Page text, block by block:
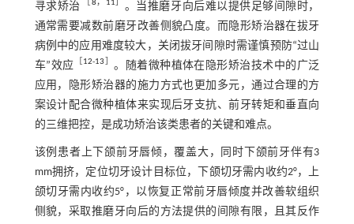
寻求矫治
［8， 11］ 。当推磨牙向后难以提供足够间隙时，
通常需要减数前磨牙改善侧貌凸度。而隐形矫治器在拔牙
病例中的应用难度较大，关闭拔牙间隙时需谨慎预防“过山
车”效应 ［12-13］ 。随着微种植体在隐形矫治技术中的广泛
应用，隐形矫治器的施力方式也更加多元，通过合理的方
案设计配合微种植体来实现后牙支抗、前牙转矩和垂直向
的三维把控，是成功矫治该类患者的关键和难点。
该例患者上下颌前牙唇倾，覆盖大，同时下颌前牙伴有3
mm拥挤，定位切牙设计目标位，下颌切牙需内收约2°，上
颌切牙需内收约5°，以恢复正常前牙唇倾度并改善软组织
侧貌，采取推磨牙向后的方法提供的间隙有限，且其反作